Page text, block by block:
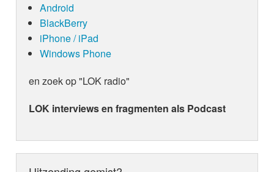
Android
BlackBerry
iPhone / iPad
Windows Phone
en zoek op "LOK radio"
LOK interviews en fragmenten als Podcast